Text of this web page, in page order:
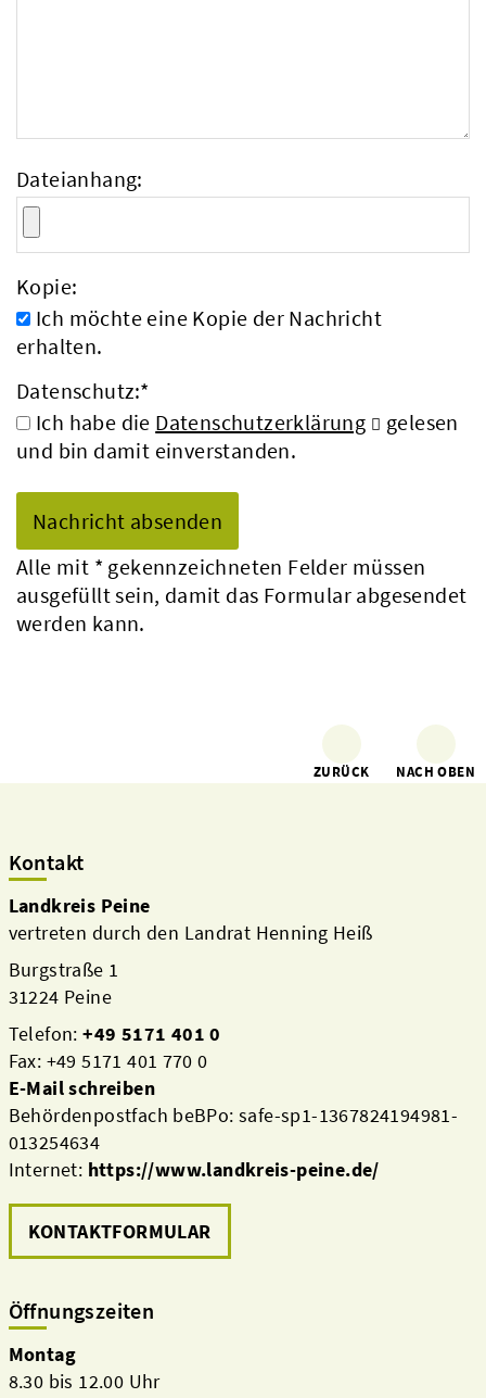
Dateianhang:
Kopie:
Ich möchte eine Kopie der Nachricht
erhalten.
Datenschutz:*
Ich habe die Datenschutzerklärung
gelesen
und bin damit einverstanden.
Alle mit * gekennzeichneten Felder müssen
ausgefüllt sein, damit das Formular abgesendet
werden kann.
ZURÜCK NACH OBEN
Kontakt
Landkreis Peine
vertreten durch den Landrat Henning Heiß
Burgstraße 1
31224 Peine
Telefon:+49 5171 401 0
Fax: +49 5171 401 770 0
E-Mail schreiben
Behördenpostfach beBPo: safe-sp1-1367824194981-
013254634
Internet: https://www.landkreis-peine.de/
KONTAKTFORMULAR
Öffnungszeiten
Montag
8.30 bis 12.00 Uhr